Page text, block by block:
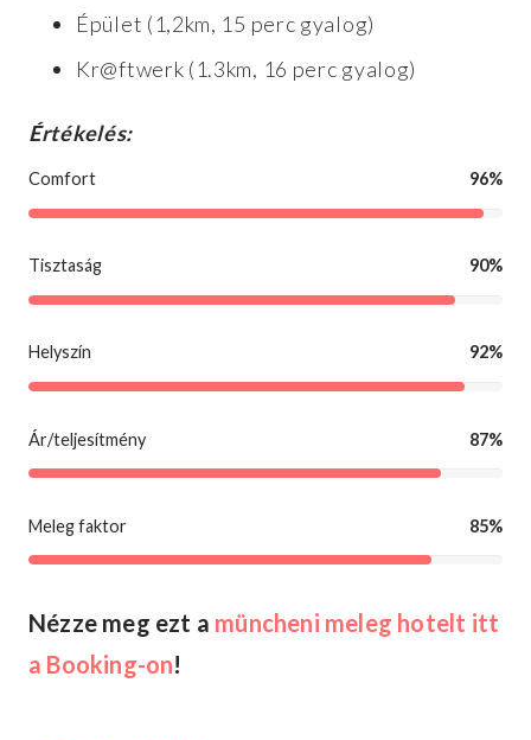
Épület (1,2km, 15 perc gyalog)
Kr@ftwerk (1.3km, 16 perc gyalog)
Értékelés:
Comfort 96%
Tisztaság 90%
Helyszín 92%
Ár/teljesítmény 87%
Meleg faktor 85%
Nézze meg ezt a müncheni meleg hotelt itt
a Booking-on!